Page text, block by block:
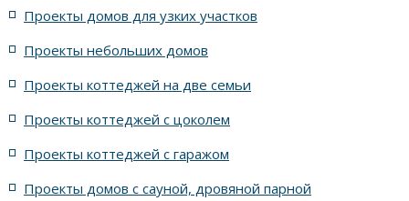
жилых в английском стиле
жилых в современном стиле с террасой
с террасой и 6 комнатами
Проекты домов для узких участков
Проекты небольших домов
Проекты коттеджей на две семьи
Проекты коттеджей с цоколем
Проекты коттеджей с гаражом
Проекты домов с сауной, дровяной парной